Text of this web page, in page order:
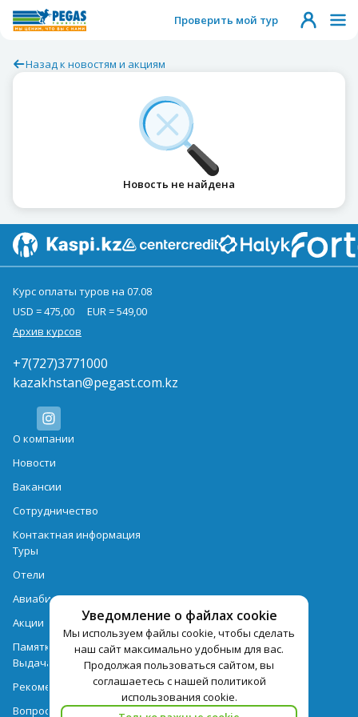
Проверить мой тур
Назад к новостям и акциям
Новость не найдена
Уведомление о файлах cookie
Мы используем файлы cookie, чтобы сделать
наш сайт максимально удобным для вас.
Продолжая пользоваться сайтом, вы
соглашаетесь с нашей политикой
использования cookie.
Курс оплаты туров на 07.08
USD = 475,00
EUR = 549,00
Архив курсов
+7(727)3771000
kazakhstan@pegast.com.kz
О компании
Новости
Вакансии
Сотрудничество
Контактная информация
Туры
Отели
Авиабилеты
Акции
Памятка для туристов
Выдача документов
Рекомендации
Вопрос-ответ